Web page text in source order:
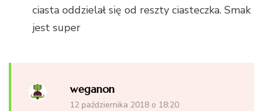
ciasta oddzielał się od reszty ciasteczka. Smak
jest super
weganon
12 października 2018 o 18:20